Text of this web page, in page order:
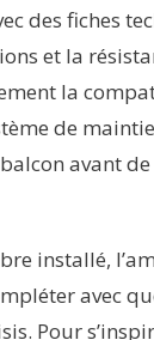
des fiches
et la
la
de
avant
installé,
avec
Pour